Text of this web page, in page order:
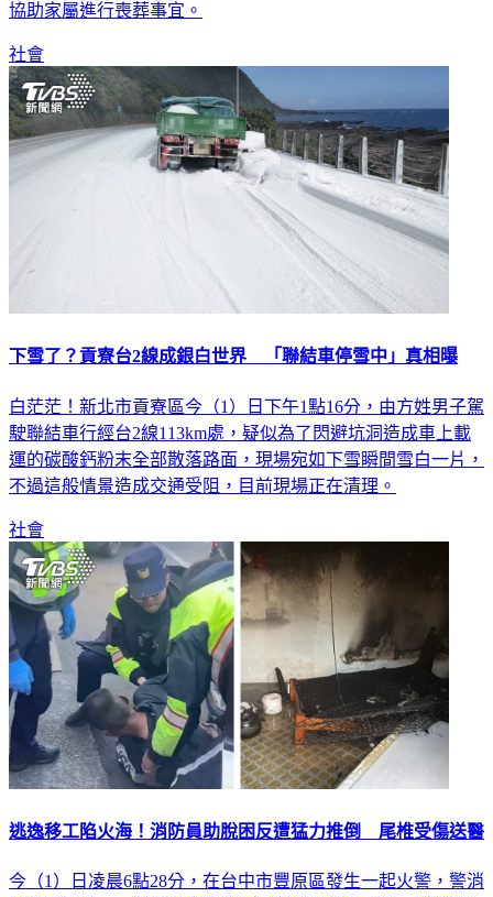
協助家屬進行喪葬事宜。
社會
下雪了？貢寮台2線成銀白世界 「聯結車停雪中」真相曝
白茫茫！新北市貢寮區今（1）日下午1點16分，由方姓男子駕
駛聯結車行經台2線113km處，疑似為了閃避坑洞造成車上載
運的碳酸鈣粉末全部散落路面，現場宛如下雪瞬間雪白一片，
不過這般情景造成交通受阻，目前現場正在清理。
社會
逃逸移工陷火海！消防員助脫困反遭猛力推倒 尾椎受傷送醫
今（1）日凌晨6點28分，在台中市豐原區發生一起火警，警消